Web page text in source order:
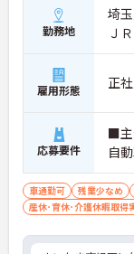
勤務地
埼
Ｊ
雇用形態 正
応募要件
■主
自
車通勤可 残業少なめ
産休･育休･介護休暇取得